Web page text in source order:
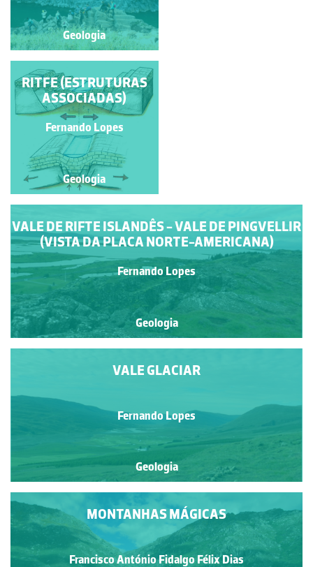
Geologia
Geologia
VALE DE RIFTE
Fernando Lopes
Geologia
VALE DE RIFTE ISLANDÊS - VALE DE PINGVELLIR
(VISTA DA PLACA NORTE-AMERICANA)
Fernando Lopes
Geologia
RITFE (ESTRUTURAS
ASSOCIADAS)
Fernando Lopes
Geologia
VALE GLACIAR
Fernando Lopes
Geologia
MONTANHAS MÁGICAS
Francisco António Fidalgo Félix Dias